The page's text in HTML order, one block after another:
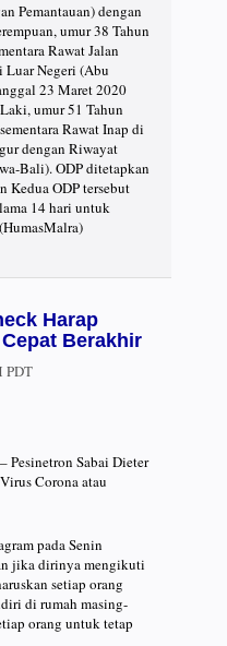
Pemantauan) dengan
umur 38 Tahun
Rawat Jalan
Luar Negeri (Abu
23 Maret 2020
umur 51 Tahun
Rawat Inap di
dengan Riwayat
Bali). ODP ditetapkan
Kedua ODP tersebut
14 hari untuk
Harap
Berakhir
PDT
Sabai Dieter
Corona atau
pada Senin
jika dirinya mengikuti
setiap orang
di rumah masing-
orang untuk tetap